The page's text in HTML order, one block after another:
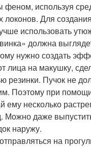
используя
локонов. Для
использовать
должна
нужно создать
лица на макушку,
резинки. Пучок не
Поэтому при
ему несколько
Можно даже
наружу.
на